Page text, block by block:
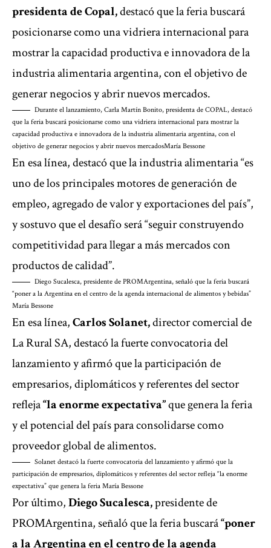
presidenta de Copal,destacó que la feria buscará
posicionarse como una vidriera internacional para
mostrar la capacidad productiva e innovadora de la
industria alimentaria argentina, con el objetivo de
generar negocios y abrir nuevos mercados.
Durante el lanzamiento, Carla Martín Bonito, presidenta de COPAL, destacó
que la feria buscará posicionarse como una vidriera internacional para mostrar la
capacidad productiva e innovadora de la industria alimentaria argentina, con el
objetivo de generar negocios y abrir nuevos mercadosMaría Bessone
En esa línea, destacó que la industria alimentaria “es
uno de los principales motores de generación de
empleo, agregado de valor y exportaciones del país”,
y sostuvo que el desafío será “seguir construyendo
competitividad para llegar a más mercados con
productos de calidad”.
Diego Sucalesca, presidente de PROMArgentina, señaló que la feria buscará
“poner a la Argentina en el centro de la agenda internacional de alimentos y bebidas”
María Bessone
En esa línea,Carlos Solanet,director comercial de
La Rural SA, destacó la fuerte convocatoria del
lanzamiento y afirmó que la participación de
empresarios, diplomáticos y referentes del sector
refleja“la enorme expectativa”que genera la feria
y el potencial del país para consolidarse como
proveedor global de alimentos.
Solanet destacó la fuerte convocatoria del lanzamiento y afirmó que la
participación de empresarios, diplomáticos y referentes del sector refleja “la enorme
expectativa” que genera la feria María Bessone
Por último,Diego Sucalesca,presidente de
PROMArgentina, señaló que la feria buscará“poner
a la Argentina en el centro de la agenda